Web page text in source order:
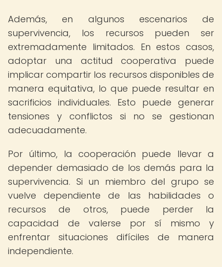
Además, en algunos escenarios de
supervivencia, los recursos pueden ser
extremadamente limitados. En estos casos,
adoptar una actitud cooperativa puede
implicar compartir los recursos disponibles de
manera equitativa, lo que puede resultar en
sacrificios individuales. Esto puede generar
tensiones y conflictos si no se gestionan
adecuadamente.
Por último, la cooperación puede llevar a
depender demasiado de los demás para la
supervivencia. Si un miembro del grupo se
vuelve dependiente de las habilidades o
recursos de otros, puede perder la
capacidad de valerse por sí mismo y
enfrentar situaciones difíciles de manera
independiente.